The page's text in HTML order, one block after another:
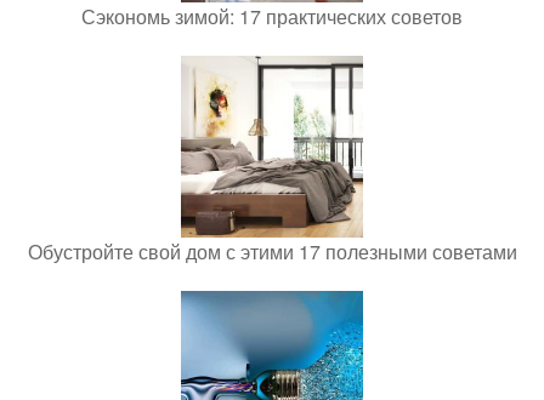
Сэкономь зимой: 17 практических советов
Обустройте свой дом с этими 17 полезными советами